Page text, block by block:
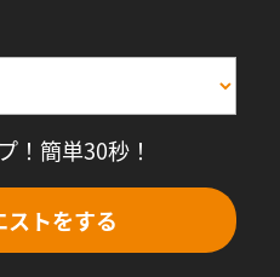
！簡単30秒！
トをする